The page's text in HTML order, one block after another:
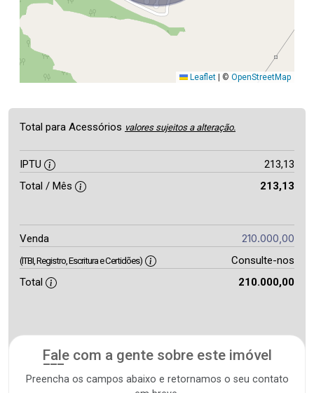
Leaflet © OpenStreetMap
Total para Acessórios valores sujeitos a alteração.
IPTU
213,13
Total / Mês
213,13
Venda 210.000,00
(ITBI, Registro, Escritura e Certidões)
Consulte-nos
Total
210.000,00
Fale com a gente sobre este imóvel
Preencha os campos abaixo e retornamos o seu contato